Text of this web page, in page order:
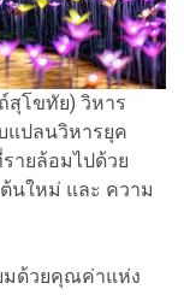
สุโขทัย) วิหาร
แปลนวิหารยุค
ายล้อมไปด้วย
นใหม่ และ ความ
มด้วยคุณค่าแห่ง